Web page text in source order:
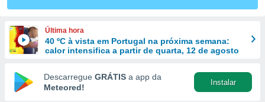
das
e
forma
digital
Última hora
40 ºC à vista em Portugal na próxima semana:
calor intensifica a partir de quarta, 12 de agosto
Descarregue GRÁTIS a app da
Meteored!
Instalar